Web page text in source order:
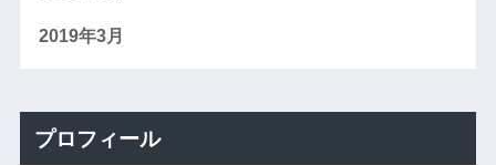
2019年3月
プロフィール